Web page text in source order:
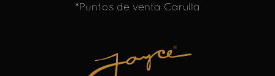
*Puntos de venta Carulla